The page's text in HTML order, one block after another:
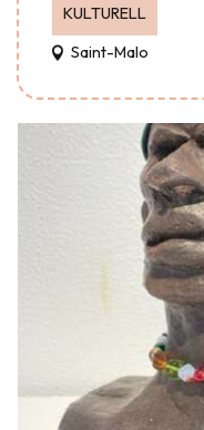
KULTURELL
Saint-Malo